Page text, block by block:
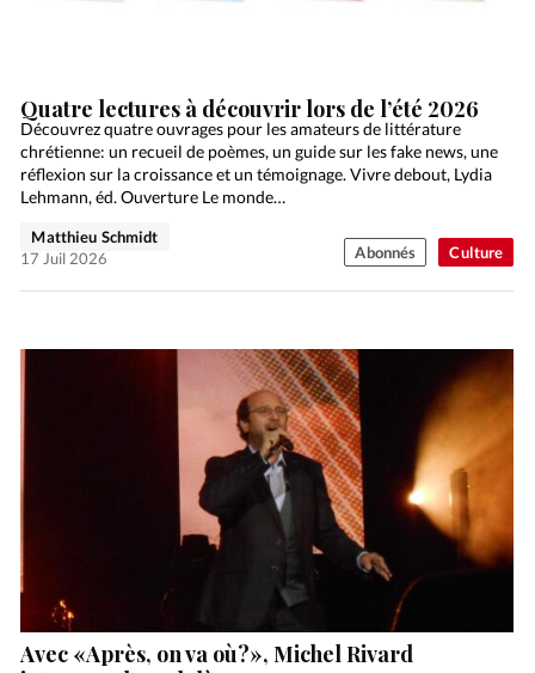
Culture
Quatre lectures à découvrir lors de l’été 2026
Découvrez quatre ouvrages pour les amateurs de littérature
chrétienne: un recueil de poèmes, un guide sur les fake news, une
réflexion sur la croissance et un témoignage. Vivre debout, Lydia
Lehmann, éd. Ouverture Le monde…
Matthieu Schmidt
17 Juil 2026
Abonnés
Avec «Après, on va où?», Michel Rivard